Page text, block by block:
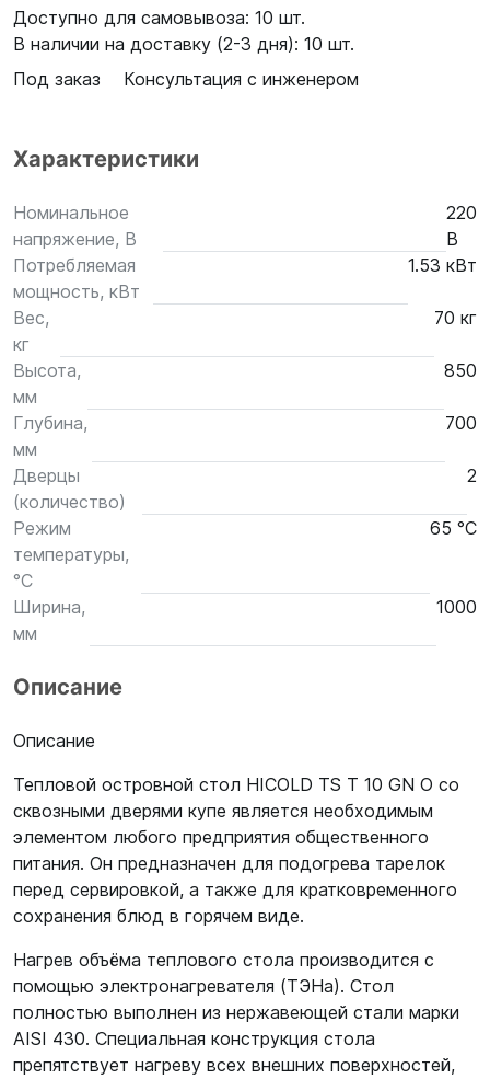
Доступно для самовывоза: 10 шт.
В наличии на доставку (2-3 дня): 10 шт.
Под заказ
Консультация с инженером
Характеристики
Номинальное
напряжение, В
220
В
Потребляемая
мощность, кВт
1.53 кВт
Вес,
кг
70 кг
Высота,
мм
850
Глубина,
мм
700
Дверцы
(количество)
2
Режим
температуры,
°С
65 °С
Ширина,
мм
1000
Описание
Описание
Тепловой островной стол HICOLD TS T 10 GN O со
сквозными дверями купе является необходимым
элементом любого предприятия общественного
питания. Он предназначен для подогрева тарелок
перед сервировкой, а также для кратковременного
сохранения блюд в горячем виде.
Нагрев объёма теплового стола производится с
помощью электронагревателя (ТЭНа). Стол
полностью выполнен из нержавеющей стали марки
AISI 430. Специальная конструкция стола
препятствует нагреву всех внешних поверхностей,